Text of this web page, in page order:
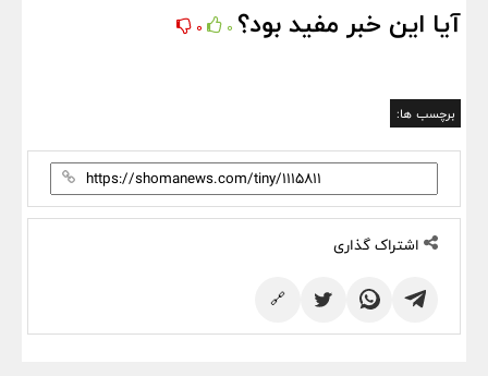
آیا این خبر مفید بود؟ 0
0
برچسب ها:
اشتراک گذاری
🔗